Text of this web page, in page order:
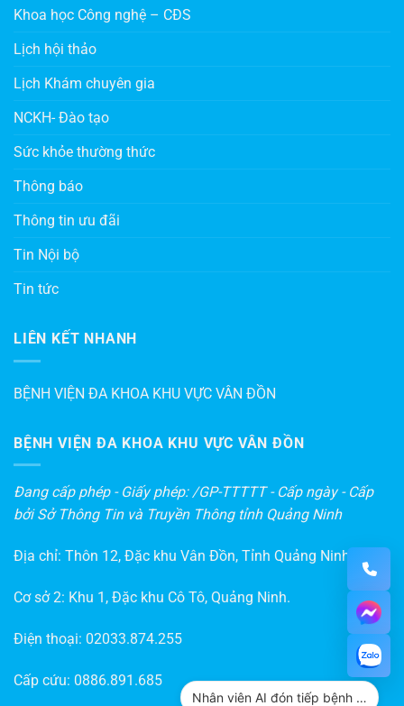
Khoa học Công nghệ – CĐS
Lịch hội thảo
Lịch Khám chuyên gia
NCKH- Đào tạo
Sức khỏe thường thức
Thông báo
Thông tin ưu đãi
Tin Nội bộ
Tin tức
LIÊN KẾT NHANH
BỆNH VIỆN ĐA KHOA KHU VỰC VÂN ĐỒN
BỆNH VIỆN ĐA KHOA KHU VỰC VÂN ĐỒN
Đang cấp phép - Giấy phép: /GP-TTTTT - Cấp ngày - Cấp
bởi Sở Thông Tin và Truyền Thông tỉnh Quảng Ninh
Địa chỉ: Thôn 12, Đặc khu Vân Đồn, Tỉnh Quảng Ninh
Cơ sở 2: Khu 1, Đặc khu Cô Tô, Quảng Ninh.
Điện thoại: 02033.874.255
Cấp cứu: 0886.891.685
Nhân viên AI đón tiếp bệnh nhân